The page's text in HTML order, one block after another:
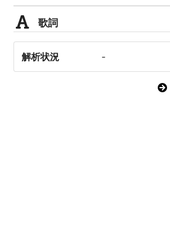
歌詞
解析状況 -